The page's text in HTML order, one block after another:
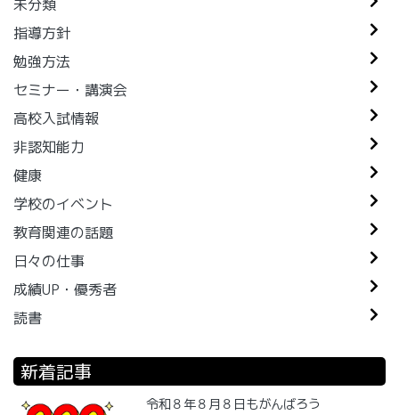
未分類
指導方針
勉強方法
セミナー・講演会
高校入試情報
非認知能力
健康
学校のイベント
教育関連の話題
日々の仕事
成績UP・優秀者
読書
新着記事
令和８年８月８日もがんばろう